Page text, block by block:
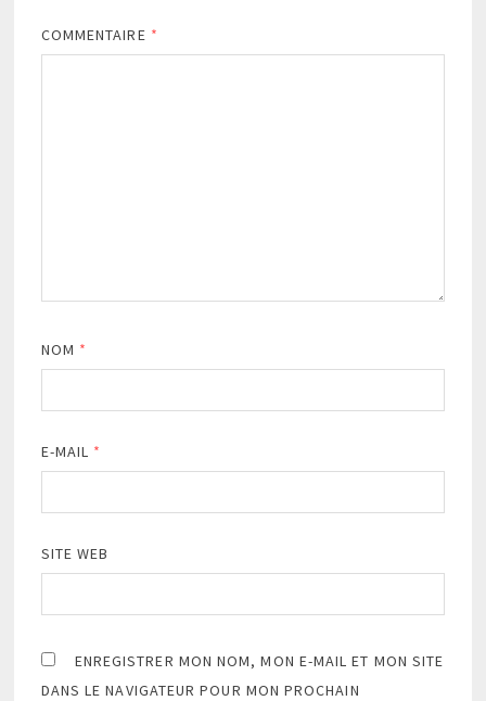
COMMENTAIRE *
NOM *
E-MAIL *
SITE WEB
ENREGISTRER MON NOM, MON E-MAIL ET MON SITE
DANS LE NAVIGATEUR POUR MON PROCHAIN